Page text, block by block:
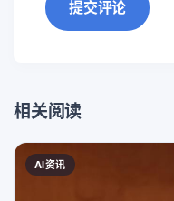
提交评论
相关阅读
AI资讯